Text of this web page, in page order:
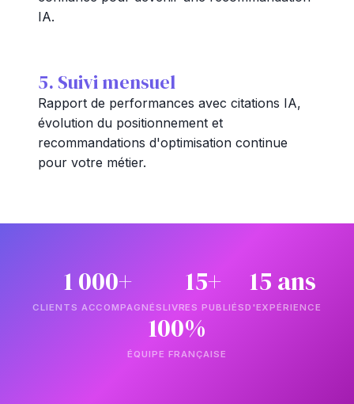
IA.
5. Suivi mensuel
Rapport de performances avec citations IA,
évolution du positionnement et
recommandations d'optimisation continue
pour votre métier.
1 000+
CLIENTS ACCOMPAGNÉS
15+
LIVRES PUBLIÉS
15 ans
D'EXPÉRIENCE
100%
ÉQUIPE FRANÇAISE